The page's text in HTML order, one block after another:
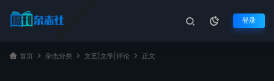
登录
首页 杂志分类 文艺|文学|评论 正文